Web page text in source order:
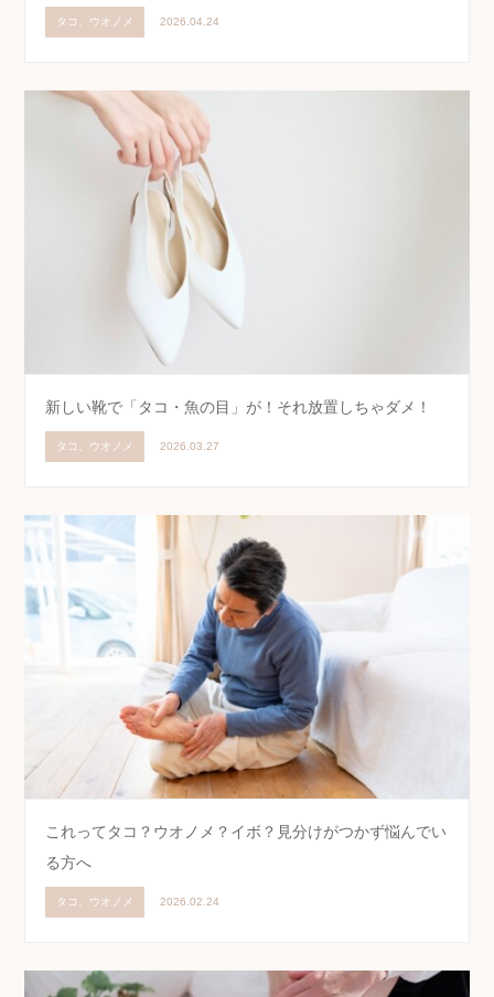
タコ、ウオノメ 2026.04.24
新しい靴で「タコ・魚の目」が！それ放置しちゃダメ！
タコ、ウオノメ 2026.03.27
これってタコ？ウオノメ？イボ？見分けがつかず悩んでい
る方へ
タコ、ウオノメ 2026.02.24